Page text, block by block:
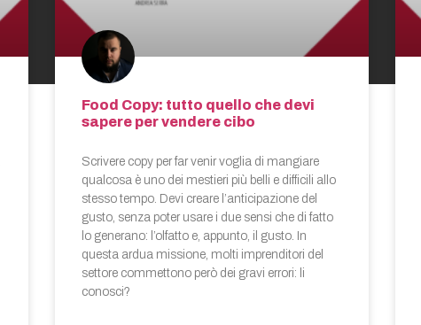
Food Copy: tutto quello che devi
sapere per vendere cibo
Scrivere copy per far venir voglia di mangiare
qualcosa è uno dei mestieri più belli e difficili allo
stesso tempo. Devi creare l’anticipazione del
gusto, senza poter usare i due sensi che di fatto
lo generano: l’olfatto e, appunto, il gusto. In
questa ardua missione, molti imprenditori del
settore commettono però dei gravi errori: li
conosci?